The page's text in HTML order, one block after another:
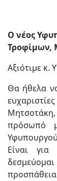
Ο νέος
Τροφίμων,
Αξιότιμε κ.
Θα ήθελα
πρόσωπό
Είναι